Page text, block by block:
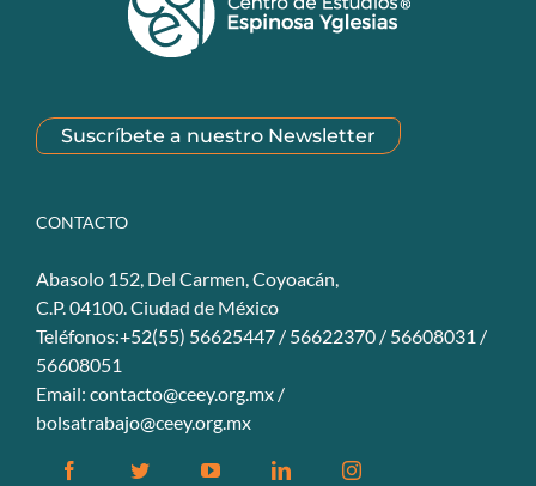
Suscríbete a nuestro Newsletter
CONTACTO
Abasolo 152, Del Carmen, Coyoacán,
C.P. 04100. Ciudad de México
Teléfonos:+52(55) 56625447 / 56622370 / 56608031 /
56608051
Email: contacto@ceey.org.mx /
bolsatrabajo@ceey.org.mx
FacebookTwitter YouTubeLinkedinInstagram